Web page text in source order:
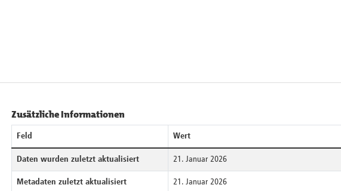
Zusätzliche Informationen
Feld Wert
Daten wurden zuletzt aktualisiert 21. Januar 2026
Metadaten zuletzt aktualisiert 21. Januar 2026